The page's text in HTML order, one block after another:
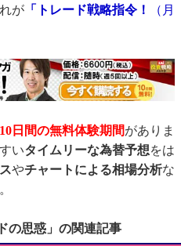
が 「トレード戦略指令！
（月
10日間の無料体験期間がありま
いタイムリーな為替予想をは
やチャートによる相場分析な
の思惑」の関連記事